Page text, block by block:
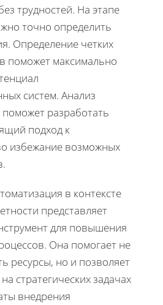
трудностей. На этапе
точно определить
Определение четких
поможет максимально
систем. Анализ
разработать
подход к
избежание возможных
в контексте
представляет
для повышения
Она помогает не
ресурсы, но и позволяет
стратегических задачах
внедрения